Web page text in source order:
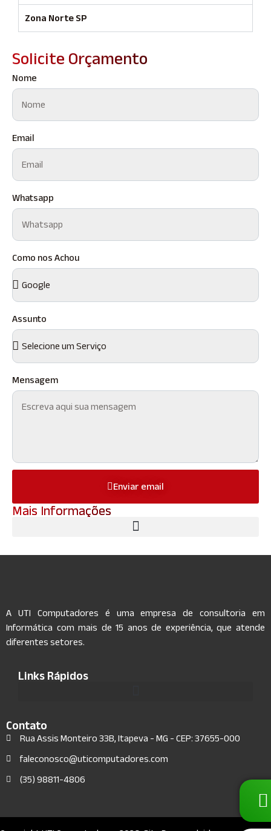
Zona Norte SP
Solicite Orçamento
Nome
Email
Whatsapp
Como nos Achou
Assunto
Mensagem
Enviar email
Mais Informações
A UTI Computadores é uma empresa de consultoria em
Informática com mais de 15 anos de experiência, que atende
diferentes setores.
Links Rápidos
Contato
Rua Assis Monteiro 33B, Itapeva - MG - CEP: 37655-000
faleconosco@uticomputadores.com
(35) 98811-4806